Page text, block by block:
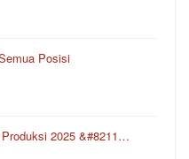
Posisi
2025 &#8211…